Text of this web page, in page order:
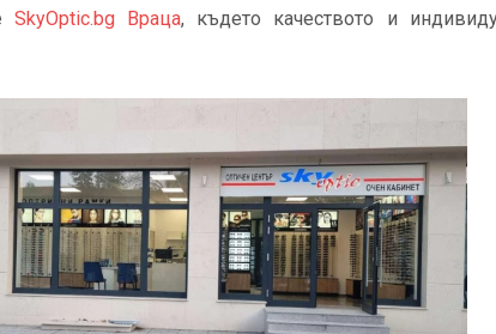
SkyOptic.bg Враца, където качеството и